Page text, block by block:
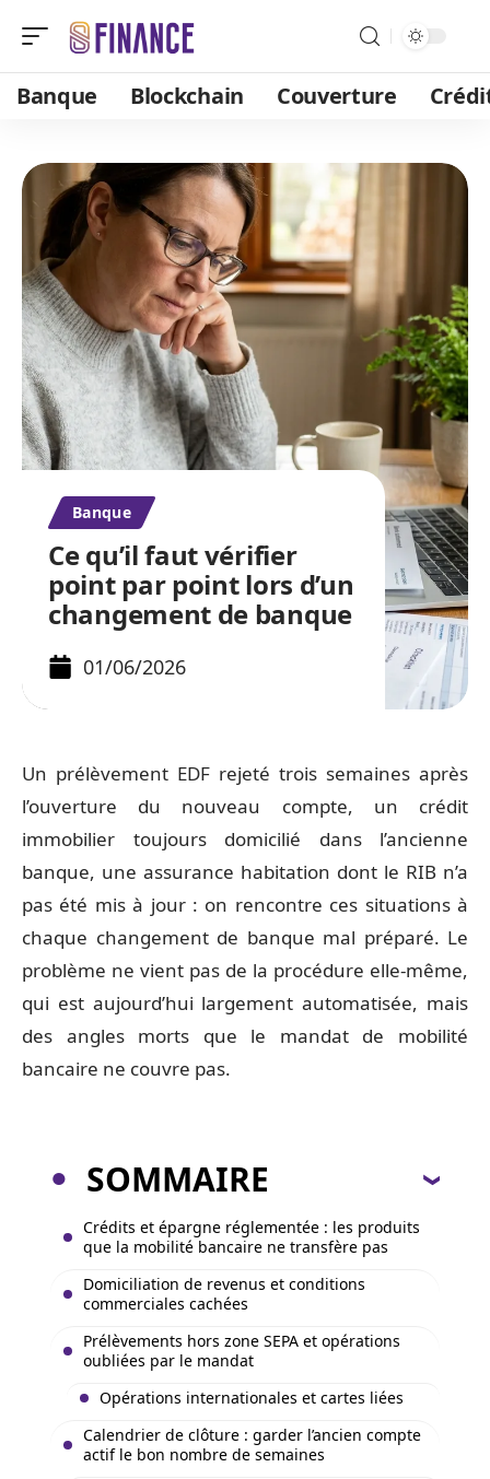
Banque Blockchain Couverture
Banque
Ce qu’il faut vérifier
point par point lors d’un
changement de banque
01/06/2026
Un prélèvement EDF rejeté trois semaines après
l’ouverture du nouveau compte, un crédit
immobilier toujours domicilié dans l’ancienne
banque, une assurance habitation dont le RIB n’a
pas été mis à jour : on rencontre ces situations à
chaque changement de banque mal préparé. Le
problème ne vient pas de la procédure elle-même,
qui est aujourd’hui largement automatisée, mais
des angles morts que le mandat de mobilité
bancaire ne couvre pas.
SOMMAIRE
Crédits et épargne réglementée : les produits
que la mobilité bancaire ne transfère pas
Domiciliation de revenus et conditions
commerciales cachées
Prélèvements hors zone SEPA et opérations
oubliées par le mandat
Opérations internationales et cartes liées
Calendrier de clôture : garder l’ancien compte
actif le bon nombre de semaines